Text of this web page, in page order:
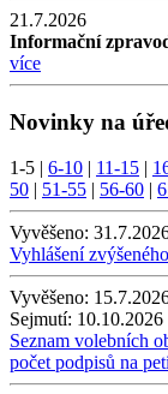
21.7.2026
Informační
více
Novinky na
1-5 6-10 11-15
50
51-55 56-60
Vyvěšeno:
Vyhlášení
Vyvěšeno:
Sejmutí: 10.10.2026
Seznam volebních
počet podpisů na